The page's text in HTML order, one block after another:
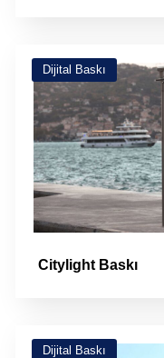
Dijital Baskı
Citylight Baskı
Dijital Baskı